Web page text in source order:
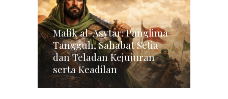
Malik al-Asytar: Panglima
Tangguh, Sahabat Setia
dan Teladan Kejujuran
serta Keadilan